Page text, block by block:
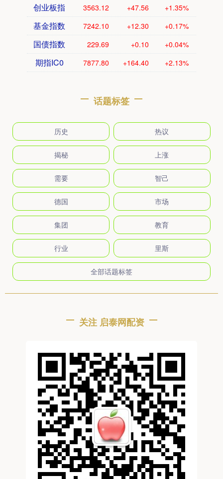
创业板指 3563.12 +47.56 +1.35%
基金指数 7242.10 +12.30 +0.17%
国债指数 229.69 +0.10 +0.04%
期指IC0 7877.80 +164.40 +2.13%
话题标签
历史 热议
揭秘 上涨
需要 智己
德国 市场
集团 教育
行业 里斯
全部话题标签
关注 启泰网配资